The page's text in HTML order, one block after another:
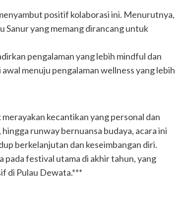
positif kolaborasi ini. Menurutnya,
Sanur yang memang dirancang untuk
pengalaman yang lebih mindful dan
menuju pengalaman wellness yang lebih
kecantikan yang personal dan
runway bernuansa budaya, acara ini
berkelanjutan dan keseimbangan diri.
pada festival utama di akhir tahun, yang
di Pulau Dewata.***